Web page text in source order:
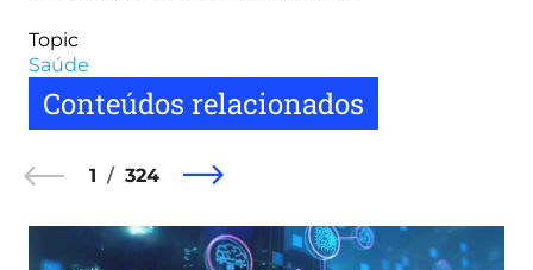
Topic
Saúde
Conteúdos relacionados
1 324